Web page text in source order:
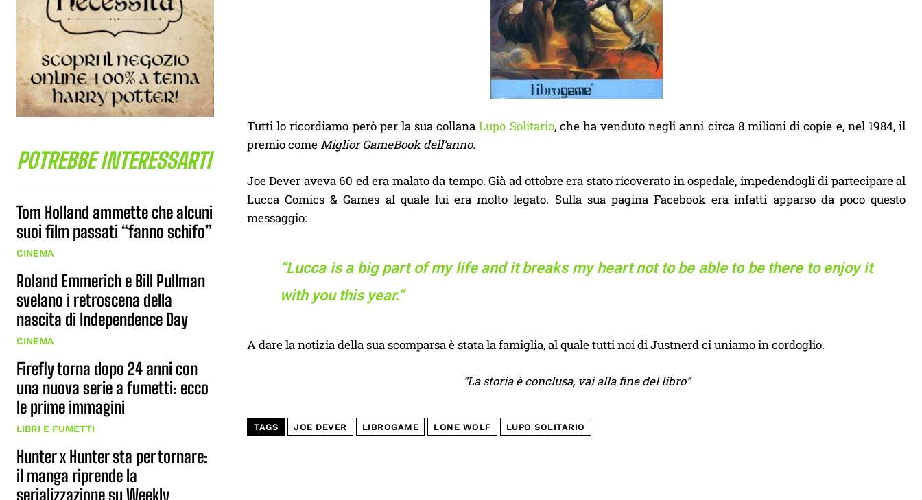
POTREBBE INTERESSARTI
Tom Holland ammette che alcuni
suoi film passati “fanno schifo”
CINEMA
Roland Emmerich e Bill Pullman
svelano i retroscena della
nascita di Independence Day
CINEMA
Firefly torna dopo 24 anni con
una nuova serie a fumetti: ecco
le prime immagini
LIBRI E FUMETTI
Hunter x Hunter sta per tornare:
il manga riprende la
serializzazione su Weekly
Tutti lo ricordiamo però per la sua collanaLupo Solitario, che ha venduto negli anni circa 8 milioni di copie e, nel 1984, il
premio comeMiglior GameBook dell’anno.
Joe Dever aveva 60 ed era malato da tempo. Già ad ottobre era stato ricoverato in ospedale, impedendogli di partecipare al
Lucca Comics & Games al quale lui era molto legato. Sulla sua pagina Facebook era infatti apparso da poco questo
messaggio:
“Lucca is a big part of my life and it breaks my heart not to be able to be there to enjoy it
with you this year.”
A dare la notizia della sua scomparsa è stata la famiglia, al quale tutti noi di Justnerd ci uniamo in cordoglio.
“La storia è conclusa, vai alla fine del libro”
TAGS JOE DEVER LIBROGAME LONE WOLF LUPO SOLITARIO